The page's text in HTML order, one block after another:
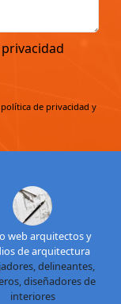
política de privacidad y
web arquitectos y
de arquitectura
delineantes,
diseñadores de
interiores